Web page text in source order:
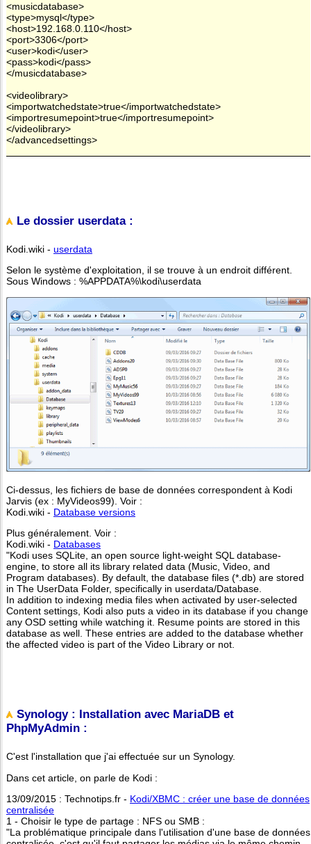
<musicdatabase>
<type>mysql</type>
<host>192.168.0.110</host>
<port>3306</port>
<user>kodi</user>
<pass>kodi</pass>
</musicdatabase>
<videolibrary>
<importwatchedstate>true</importwatchedstate>
<importresumepoint>true</importresumepoint>
</videolibrary>
</advancedsettings>
Le dossier userdata :
Kodi.wiki - userdata
Selon le système d'exploitation, il se trouve à un endroit différent.
Sous Windows : %APPDATA%\kodi\userdata
Ci-dessus, les fichiers de base de données correspondent à Kodi
Jarvis (ex : MyVideos99). Voir :
Kodi.wiki - Database versions
Plus généralement. Voir :
Kodi.wiki - Databases
"Kodi uses SQLite, an open source light-weight SQL database-
engine, to store all its library related data (Music, Video, and
Program databases). By default, the database files (*.db) are stored
in The UserData Folder, specifically in userdata/Database.
In addition to indexing media files when activated by user-selected
Content settings, Kodi also puts a video in its database if you change
any OSD setting while watching it. Resume points are stored in this
database as well. These entries are added to the database whether
the affected video is part of the Video Library or not.
Synology : Installation avec MariaDB et
PhpMyAdmin :
C'est l'installation que j'ai effectuée sur un Synology.
Dans cet article, on parle de Kodi :
13/09/2015 : Technotips.fr - Kodi/XBMC : créer une base de données
centralisée
1 - Choisir le type de partage : NFS ou SMB :
"La problématique principale dans l'utilisation d'une base de données